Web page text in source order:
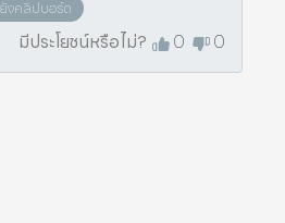
งคลิปบอร์ด
มีประโยชน์หรือไม่? 0 0